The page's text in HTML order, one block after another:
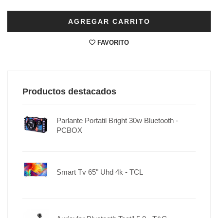
AGREGAR CARRITO
FAVORITO
Productos destacados
Parlante Portatil Bright 30w Bluetooth -
PCBOX
Smart Tv 65" Uhd 4k - TCL
tu contenido favorito,